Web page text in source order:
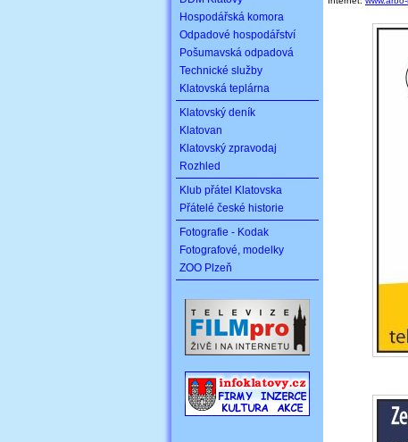
Hospodářská komora
Odpadové hospodářství
Pošumavská odpadová
Technické služby
Klatovská teplárna
Klatovský deník
Klatovan
Klatovský zpravodaj
Rozhled
Klub přátel Klatovska
Přátelé české historie
Fotografie - Kodak
Fotografové, modelky
ZOO Plzeň